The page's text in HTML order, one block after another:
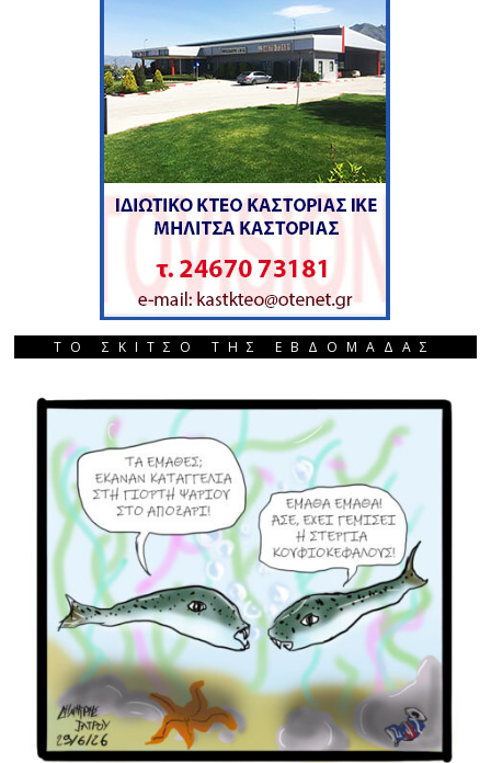
ΤΟ ΣΚΙΤΣΟ ΤΗΣ ΕΒΔΟΜΑΔΑΣ